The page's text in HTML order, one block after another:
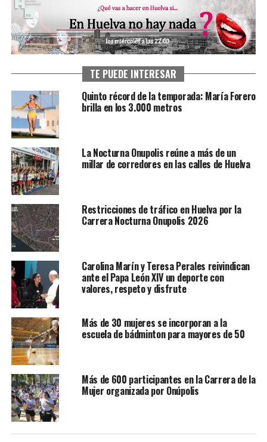
TE PUEDE INTERESAR
Quinto récord de la temporada: María Forero
brilla en los 3.000 metros
La Nocturna Onupolis reúne a más de un
millar de corredores en las calles de Huelva
Restricciones de tráfico en Huelva por la
Carrera Nocturna Onupolis 2026
Carolina Marín y Teresa Perales reivindican
ante el Papa León XIV un deporte con
valores, respeto y disfrute
Más de 30 mujeres se incorporan a la
escuela de bádminton para mayores de 50
Más de 600 participantes en la Carrera de la
Mujer organizada por Onúpolis